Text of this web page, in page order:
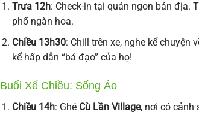
Trưa 12h: Check-in tại quán ngon bản địa.
phố ngàn hoa.
Chiều 13h30: Chill trên xe, nghe kể chuyện
kể hấp dẫn “bá đạo” của họ!
Buổi Xế Chiều: Sống Ảo
Chiều 14h: Ghé Cù Lần Village, nơi có cảnh